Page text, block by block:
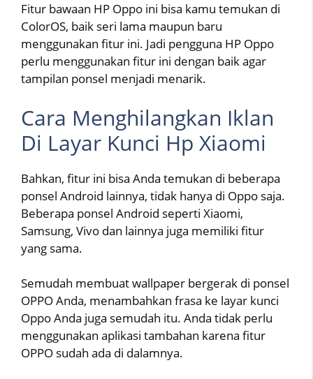
Fitur bawaan HP Oppo ini bisa kamu temukan di
ColorOS, baik seri lama maupun baru
menggunakan fitur ini. Jadi pengguna HP Oppo
perlu menggunakan fitur ini dengan baik agar
tampilan ponsel menjadi menarik.
Cara Menghilangkan Iklan
Di Layar Kunci Hp Xiaomi
Bahkan, fitur ini bisa Anda temukan di beberapa
ponsel Android lainnya, tidak hanya di Oppo saja.
Beberapa ponsel Android seperti Xiaomi,
Samsung, Vivo dan lainnya juga memiliki fitur
yang sama.
Semudah membuat wallpaper bergerak di ponsel
OPPO Anda, menambahkan frasa ke layar kunci
Oppo Anda juga semudah itu. Anda tidak perlu
menggunakan aplikasi tambahan karena fitur
OPPO sudah ada di dalamnya.